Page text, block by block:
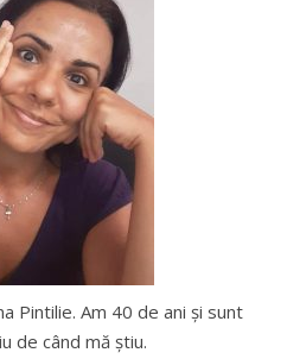
Pintilie. Am 40 de ani şi sunt
de când mă ştiu.